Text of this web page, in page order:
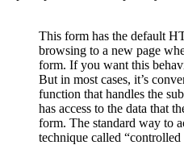
This form has the default
browsing to a new page
form. If you want this
But in most cases, it’s
function that handles the
has access to the data that
form. The standard way to
technique called “controlled